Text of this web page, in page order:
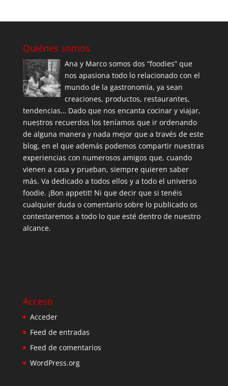
Quiénes somos
Ana y Marco somos dos “foodies” que
nos apasiona todo lo relacionado con el
mundo de la gastronomía, ya sean
creaciones, productos, restaurantes,
tendencias… Dado que nos encanta cocinar y viajar,
nuestros recuerdos los teníamos que ir ordenando
de alguna manera y nada mejor que a través de este
blog, en el que además podemos compartir nuestras
experiencias con numerosos amigos que, cuando
vienen a casa y prueban, siempre quieren saber
más. Va dedicado a todos ellos y a todo el universo
foodie. ¡Bon appetit! Ni que decir que si tenéis
cualquier duda o comentario sobre lo publicado os
contestaremos a todo lo que esté dentro de nuestro
alcance.
Acceso
Acceder
Feed de entradas
Feed de comentarios
WordPress.org